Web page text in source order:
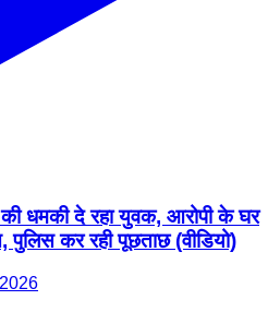
धमकी दे रहा युवक, आरोपी के घर
कर रही पूछताछ (वीडियो)